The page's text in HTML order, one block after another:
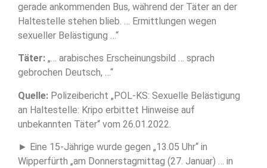
gerade ankommenden Bus, während der Täter an der
Haltestelle stehen blieb. … Ermittlungen wegen
sexueller Belästigung …“
Täter: „… arabisches Erscheinungsbild … sprach
gebrochen Deutsch, …“
Quelle: Polizeibericht „POL-KS: Sexuelle Belästigung
an Haltestelle: Kripo erbittet Hinweise auf
unbekannten Täter“ vom 26.01.2022.
► Eine 15-Jährige wurde gegen „13.05 Uhr“ in
Wipperfürth „am Donnerstagmittag (27. Januar) … in